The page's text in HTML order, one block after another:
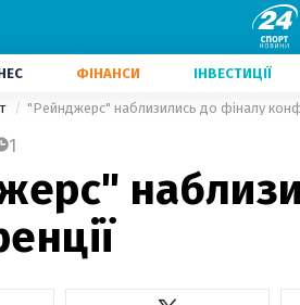
ФІНАНСИ ІНВЕСТИЦІЇ
"Рейнджерс" наблизились до фіналу
1